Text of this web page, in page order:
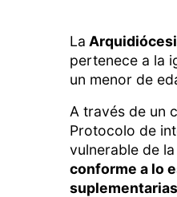
La
pertenece a la
un menor de
A través de un
Protocolo de
vulnerable de
conforme a lo